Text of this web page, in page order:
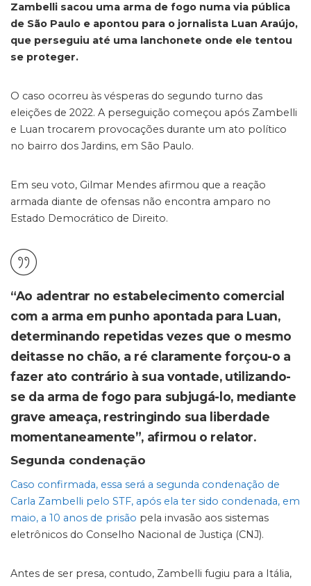
Zambelli sacou uma arma de fogo numa via pública
de São Paulo e apontou para o jornalista Luan Araújo,
que perseguiu até uma lanchonete onde ele tentou
se proteger.
O caso ocorreu às vésperas do segundo turno das
eleições de 2022. A perseguição começou após Zambelli
e Luan trocarem provocações durante um ato político
no bairro dos Jardins, em São Paulo.
Em seu voto, Gilmar Mendes afirmou que a reação
armada diante de ofensas não encontra amparo no
Estado Democrático de Direito.
“Ao adentrar no estabelecimento comercial
com a arma em punho apontada para Luan,
determinando repetidas vezes que o mesmo
deitasse no chão, a ré claramente forçou-o a
fazer ato contrário à sua vontade, utilizando-
se da arma de fogo para subjugá-lo, mediante
grave ameaça, restringindo sua liberdade
momentaneamente”, afirmou o relator.
Segunda condenação
Caso confirmada, essa será a segunda condenação de
Carla Zambelli pelo STF, após ela ter sido condenada, em
maio, a 10 anos de prisão pela invasão aos sistemas
eletrônicos do Conselho Nacional de Justiça (CNJ).
Antes de ser presa, contudo, Zambelli fugiu para a Itália,